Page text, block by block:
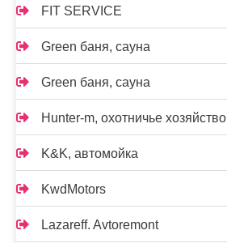
FIT SERVICE
Green баня, сауна
Green баня, сауна
Hunter-m, охотничье хозяйство
K&K, автомойка
KwdMotors
Lazareff. Avtoremont